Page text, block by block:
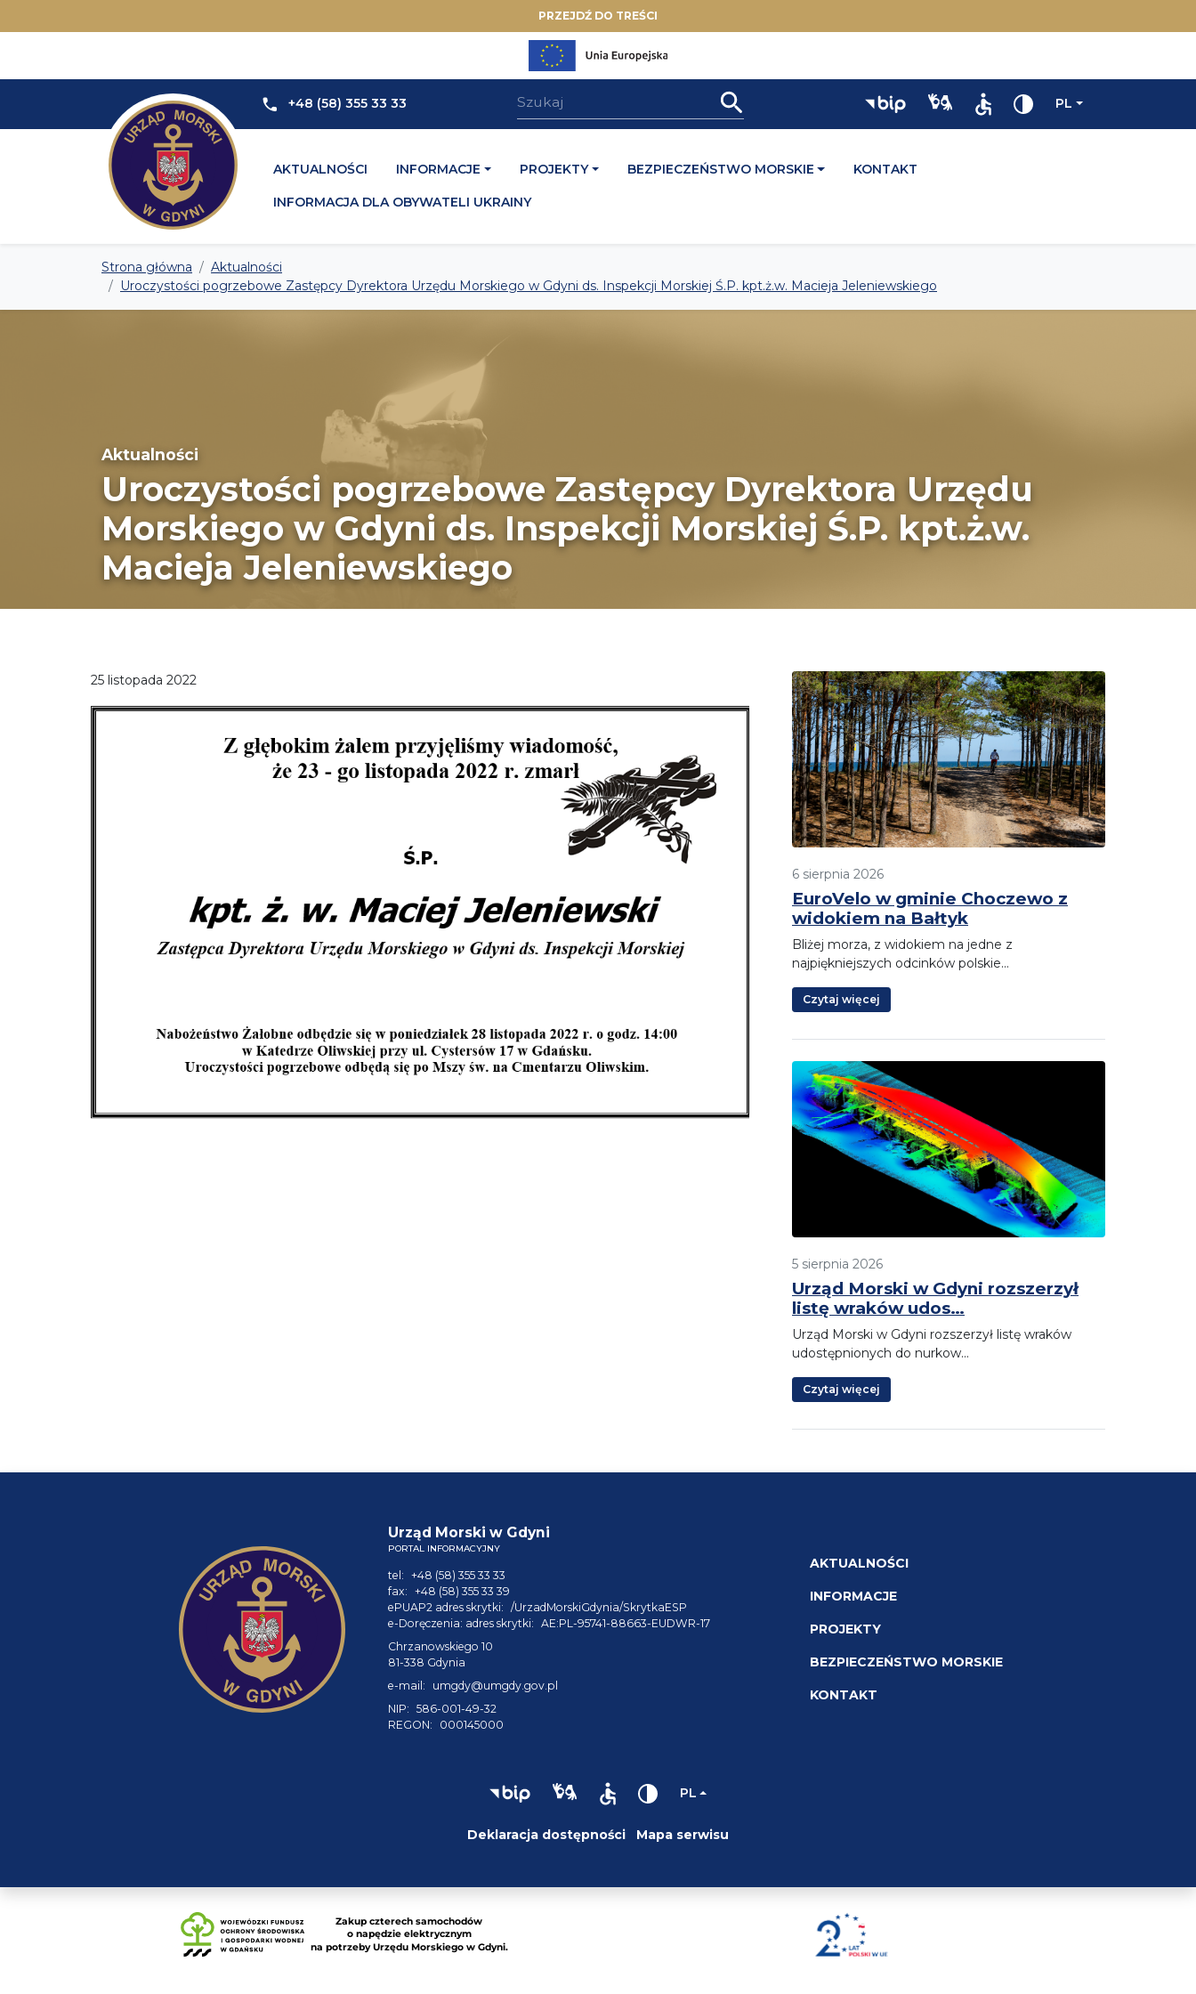
PRZEJDŹ DO TREŚCI
+48 (58) 355 33 33 PL
AKTUALNOŚCI INFORMACJE PROJEKTY BEZPIECZEŃSTWO MORSKIE KONTAKT
INFORMACJA DLA OBYWATELI UKRAINY
Strona główna
Aktualności
Uroczystości pogrzebowe Zastępcy Dyrektora Urzędu Morskiego w Gdyni ds. Inspekcji Morskiej Ś.P. kpt.ż.w. Macieja Jeleniewskiego
Aktualności
Uroczystości pogrzebowe Zastępcy Dyrektora Urzędu
Morskiego w Gdyni ds. Inspekcji Morskiej Ś.P. kpt.ż.w.
Macieja Jeleniewskiego
25 listopada 2022
6 sierpnia 2026
EuroVelo w gminie Choczewo z
widokiem na Bałtyk
Bliżej morza, z widokiem na jedne z
najpiękniejszych odcinków polskie…
Czytaj więcej
5 sierpnia 2026
Urząd Morski w Gdyni rozszerzył
listę wraków udos…
Urząd Morski w Gdyni rozszerzył listę wraków
udostępnionych do nurkow…
Czytaj więcej
Urząd Morski w Gdyni
PORTAL INFORMACYJNY
tel: +48 (58) 355 33 33
fax: +48 (58) 355 33 39
ePUAP2 adres skrytki: /UrzadMorskiGdynia/SkrytkaESP
e-Doręczenia: adres skrytki: AE:PL-95741-88663-EUDWR-17
Chrzanowskiego 10
81-338 Gdynia
e-mail:
umgdy@umgdy.gov.pl
NIP: 586-001-49-32
REGON:
000145000
AKTUALNOŚCI
INFORMACJE
PROJEKTY
BEZPIECZEŃSTWO MORSKIE
KONTAKT
PL
Deklaracja dostępności Mapa serwisu